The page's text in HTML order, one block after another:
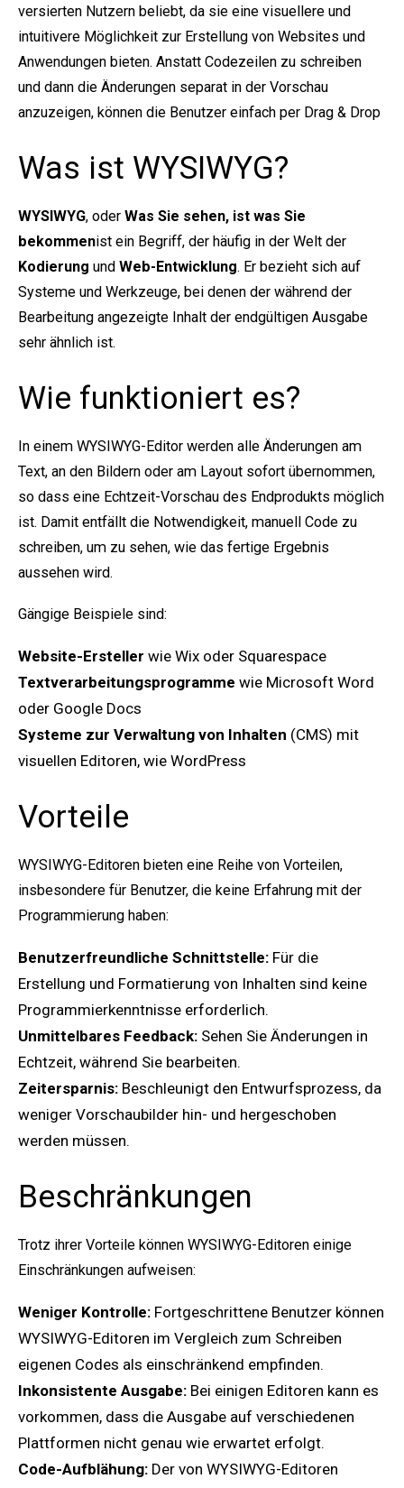
versierten Nutzern beliebt, da sie eine visuellere und
intuitivere Möglichkeit zur Erstellung von Websites und
Anwendungen bieten. Anstatt Codezeilen zu schreiben
und dann die Änderungen separat in der Vorschau
anzuzeigen, können die Benutzer einfach per Drag & Drop
Was ist WYSIWYG?
WYSIWYG, oder Was Sie sehen, ist was Sie
bekommenist ein Begriff, der häufig in der Welt der
Kodierung und Web-Entwicklung. Er bezieht sich auf
Systeme und Werkzeuge, bei denen der während der
Bearbeitung angezeigte Inhalt der endgültigen Ausgabe
sehr ähnlich ist.
Wie funktioniert es?
In einem WYSIWYG-Editor werden alle Änderungen am
Text, an den Bildern oder am Layout sofort übernommen,
so dass eine Echtzeit-Vorschau des Endprodukts möglich
ist. Damit entfällt die Notwendigkeit, manuell Code zu
schreiben, um zu sehen, wie das fertige Ergebnis
aussehen wird.
Gängige Beispiele sind:
Website-Ersteller wie Wix oder Squarespace
Textverarbeitungsprogramme wie Microsoft Word
oder Google Docs
Systeme zur Verwaltung von Inhalten (CMS) mit
visuellen Editoren, wie WordPress
Vorteile
WYSIWYG-Editoren bieten eine Reihe von Vorteilen,
insbesondere für Benutzer, die keine Erfahrung mit der
Programmierung haben:
Benutzerfreundliche Schnittstelle: Für die
Erstellung und Formatierung von Inhalten sind keine
Programmierkenntnisse erforderlich.
Unmittelbares Feedback: Sehen Sie Änderungen in
Echtzeit, während Sie bearbeiten.
Zeitersparnis: Beschleunigt den Entwurfsprozess, da
weniger Vorschaubilder hin- und hergeschoben
werden müssen.
Beschränkungen
Trotz ihrer Vorteile können WYSIWYG-Editoren einige
Einschränkungen aufweisen:
Weniger Kontrolle: Fortgeschrittene Benutzer können
WYSIWYG-Editoren im Vergleich zum Schreiben
eigenen Codes als einschränkend empfinden.
Inkonsistente Ausgabe: Bei einigen Editoren kann es
vorkommen, dass die Ausgabe auf verschiedenen
Plattformen nicht genau wie erwartet erfolgt.
Code-Aufblähung: Der von WYSIWYG-Editoren